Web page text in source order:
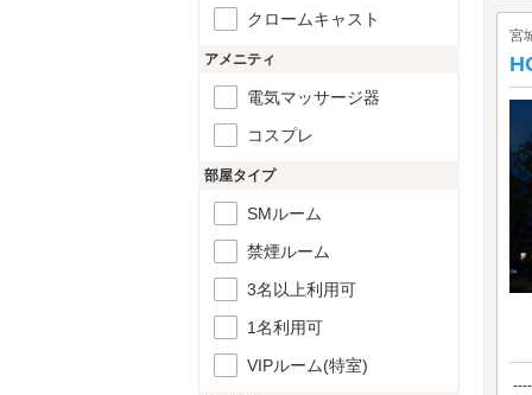
宮
クロームキャスト
アメニティ
電気マッサージ器
コスプレ
部屋タイプ
SMルーム
禁煙ルーム
3名以上利用可
1名利用可
VIPルーム(特室)